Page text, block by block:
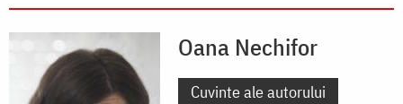
Oana Nechifor
Cuvinte ale autorului